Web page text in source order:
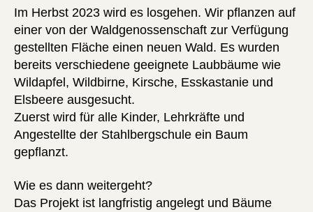
Im Herbst 2023 wird es losgehen. Wir pflanzen auf
einer von der Waldgenossenschaft zur Verfügung
gestellten Fläche einen neuen Wald. Es wurden
bereits verschiedene geeignete Laubbäume wie
Wildapfel, Wildbirne, Kirsche, Esskastanie und
Elsbeere ausgesucht.
Zuerst wird für alle Kinder, Lehrkräfte und
Angestellte der Stahlbergschule ein Baum
gepflanzt.
Wie es dann weitergeht?
Das Projekt ist langfristig angelegt und Bäume